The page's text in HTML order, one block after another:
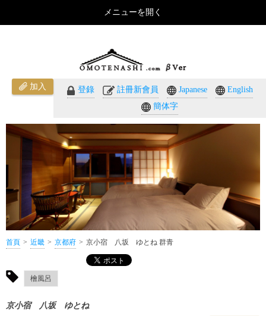
加入 登錄 註冊新會員 Japanese
English
簡体字
首頁 近畿 京都府 京小宿 八坂 ゆとね 群青
檜風呂
京小宿 八坂 ゆとね
メニューを開く